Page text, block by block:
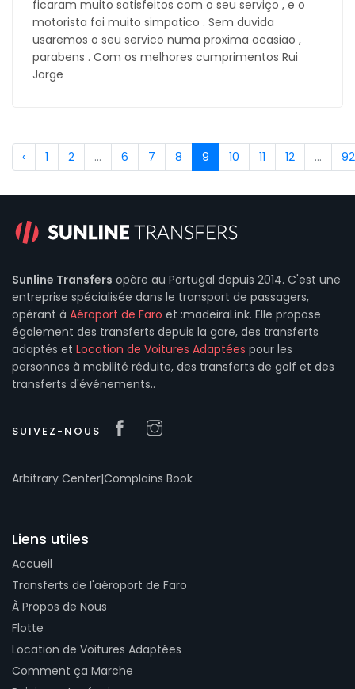
ficaram muito satisfeitos com o seu serviço , e o
motorista foi muito simpatico . Sem duvida
usaremos o seu servico numa proxima ocasiao ,
parabens . Com os melhores cumprimentos Rui
Jorge
‹ 1 2 ... 6 7 8 9 10 11 12 ... 92
Sunline Transfers opère au Portugal depuis 2014. C'est une
entreprise spécialisée dans le transport de passagers,
opérant à Aéroport de Faro et :madeiraLink. Elle propose
également des transferts depuis la gare, des transferts
adaptés et Location de Voitures Adaptées pour les
personnes à mobilité réduite, des transferts de golf et des
transferts d'événements..
SUIVEZ-NOUS
Arbitrary Center|Complains Book
Liens utiles
Accueil
Transferts de l'aéroport de Faro
À Propos de Nous
Flotte
Location de Voitures Adaptées
Comment ça Marche